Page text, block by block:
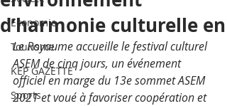
Economie
Tourisme
KEP GAZETTE
Sports
d’harmonie culturelle en
Le Royaume accueille le festival culturel
ASEM de cinq jours, un événement
officiel en marge du 13e sommet ASEM
2021 et voué à favoriser coopération et